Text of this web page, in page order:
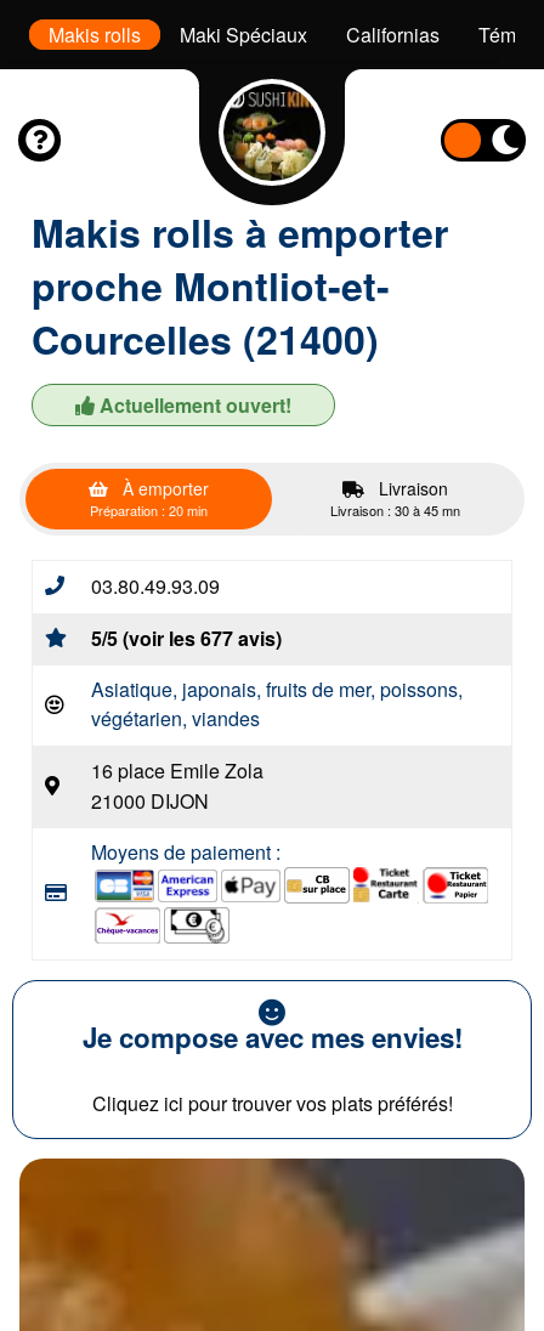
Makis rolls Maki Spéciaux Californias
Makis rolls à emporter
proche Montliot-et-
Courcelles (21400)
Actuellement ouvert!
À emporter
Préparation : 20 min
Livraison
Livraison : 30 à 45 mn
03.80.49.93.09
5/5 (voir les 677 avis)
Asiatique, japonais, fruits de mer, poissons,
végétarien, viandes
16 place Emile Zola
21000 DIJON
Moyens de paiement :
Je compose avec mes envies!
Cliquez ici pour trouver vos plats préférés!